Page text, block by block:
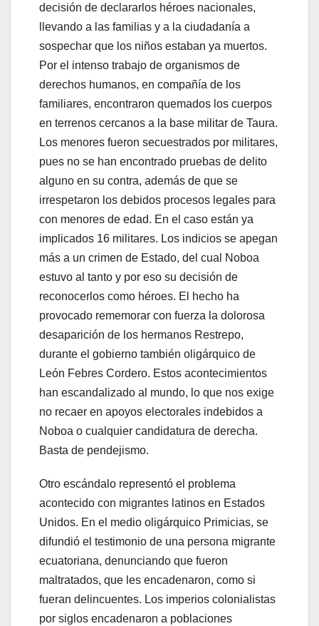
decisión de declararlos héroes nacionales,
llevando a las familias y a la ciudadanía a
sospechar que los niños estaban ya muertos.
Por el intenso trabajo de organismos de
derechos humanos, en compañía de los
familiares, encontraron quemados los cuerpos
en terrenos cercanos a la base militar de Taura.
Los menores fueron secuestrados por militares,
pues no se han encontrado pruebas de delito
alguno en su contra, además de que se
irrespetaron los debidos procesos legales para
con menores de edad. En el caso están ya
implicados 16 militares. Los indicios se apegan
más a un crimen de Estado, del cual Noboa
estuvo al tanto y por eso su decisión de
reconocerlos como héroes. El hecho ha
provocado rememorar con fuerza la dolorosa
desaparición de los hermanos Restrepo,
durante el gobierno también oligárquico de
León Febres Cordero. Estos acontecimientos
han escandalizado al mundo, lo que nos exige
no recaer en apoyos electorales indebidos a
Noboa o cualquier candidatura de derecha.
Basta de pendejismo.
Otro escándalo representó el problema
acontecido con migrantes latinos en Estados
Unidos. En el medio oligárquico Primicias, se
difundió el testimonio de una persona migrante
ecuatoriana, denunciando que fueron
maltratados, que les encadenaron, como si
fueran delincuentes. Los imperios colonialistas
por siglos encadenaron a poblaciones